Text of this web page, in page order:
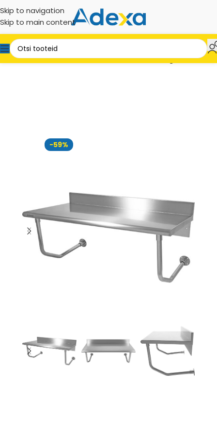
Skip to navigation
Skip to main content
tooted Töölauad Seinakinnitusega töölauad
-59%